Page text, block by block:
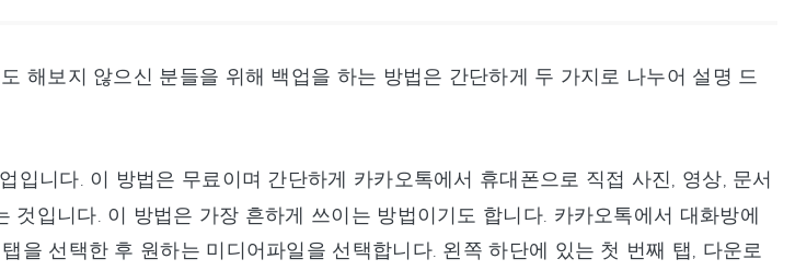
해보지 않으신 분들을 위해 백업을 하는 방법은 간단하게 두 가지로 나누어 설명 드
입니다. 이 방법은 무료이며 간단하게 카카오톡에서 휴대폰으로 직접 사진, 영상, 문서
것입니다. 이 방법은 가장 흔하게 쓰이는 방법이기도 합니다. 카카오톡에서 대화방에
을 선택한 후 원하는 미디어파일을 선택합니다. 왼쪽 하단에 있는 첫 번째 탭, 다운로